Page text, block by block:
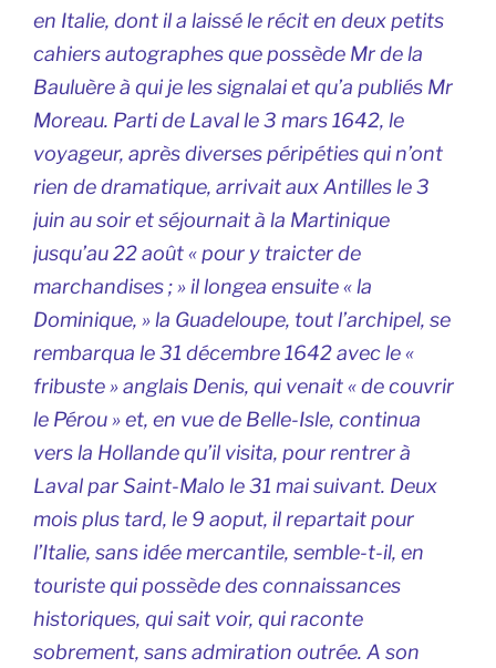
en Italie, dont il a laissé le récit en deux petits
cahiers autographes que possède Mr de la
Bauluère à qui je les signalai et qu’a publiés Mr
Moreau. Parti de Laval le 3 mars 1642, le
voyageur, après diverses péripéties qui n’ont
rien de dramatique, arrivait aux Antilles le 3
juin au soir et séjournait à la Martinique
jusqu’au 22 août « pour y traicter de
marchandises ; » il longea ensuite « la
Dominique, » la Guadeloupe, tout l’archipel, se
rembarqua le 31 décembre 1642 avec le «
fribuste » anglais Denis, qui venait « de couvrir
le Pérou » et, en vue de Belle-Isle, continua
vers la Hollande qu’il visita, pour rentrer à
Laval par Saint-Malo le 31 mai suivant. Deux
mois plus tard, le 9 aoput, il repartait pour
l’Italie, sans idée mercantile, semble-t-il, en
touriste qui possède des connaissances
historiques, qui sait voir, qui raconte
sobrement, sans admiration outrée. A son